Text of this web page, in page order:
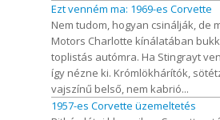
Ezt venném ma: 1969-es Corvette
Nem tudom, hogyan csinálják, de
Motors Charlotte kínálatában
toplistás autómra. Ha Stingrayt
így nézne ki. Krómlökhárítók,
vajszínű belső, nem kabrió...
1957-es Corvette üzemeltetés